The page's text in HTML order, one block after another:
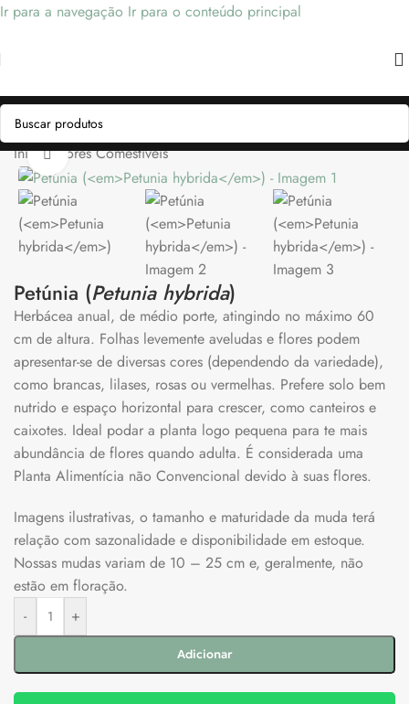
Ir para a navegação Ir para o conteúdo principal
Início/Flores Comestíveis
Clique para ampliar
Petúnia (Petunia hybrida)
Herbácea anual, de médio porte, atingindo no máximo 60
cm de altura. Folhas levemente aveludas e flores podem
apresentar-se de diversas cores (dependendo da variedade),
como brancas, lilases, rosas ou vermelhas. Prefere solo bem
nutrido e espaço horizontal para crescer, como canteiros e
caixotes. Ideal podar a planta logo pequena para te mais
abundância de flores quando adulta. É considerada uma
Planta Alimentícia não Convencional devido à suas flores.
Imagens ilustrativas, o tamanho e maturidade da muda terá
relação com sazonalidade e disponibilidade em estoque.
Nossas mudas variam de 10 – 25 cm e, geralmente, não
estão em floração.
-
+
Adicionar